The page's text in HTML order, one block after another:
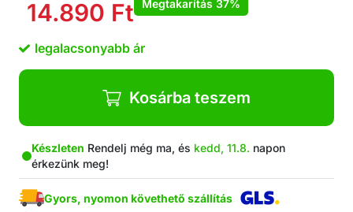
14.890 Ft Megtakarítás 37%
legalacsonyabb ár
Kosárba teszem
Készleten Rendelj még ma, és kedd, 11.8. napon
érkezünk meg!
Gyors, nyomon követhető szállítás